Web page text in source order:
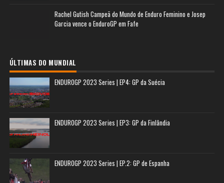
Rachel Gutish Campeã do Mundo de Enduro Feminino e Josep
Garcia vence o EnduroGP em Fafe
ÚLTIMAS DO MUNDIAL
ENDUROGP 2023 Series | EP4: GP da Suécia
ENDUROGP 2023 Series | EP3: GP da Finlândia
ENDUROGP 2023 Series | EP.2: GP de Espanha